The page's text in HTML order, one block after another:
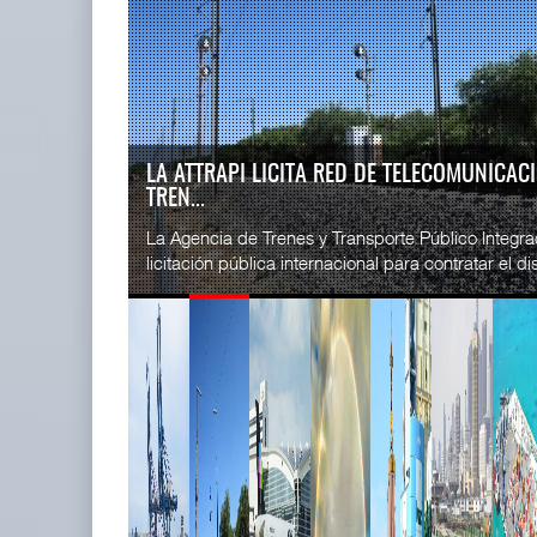
IT-ANÁLISIS: VOLARIS ABRIRÁ RUTA ENTRE
G...
⮕ IA y automatización redefinen operación
exhibe Challenger 3500 en LABACE 2026
IT-ANÁLISIS: Puerto Lázaro
Cárdenas incorpora ...
06 AGO 2026
La ATTRAPI licita red de
telecomunicaciones p ...
06 AGO 2026
READ MORE
SSA
Esperanz
06 JUL
READ MORE
CICE
...
02 JUL
READ MORE
SSA
...
29 JUN
READ MORE